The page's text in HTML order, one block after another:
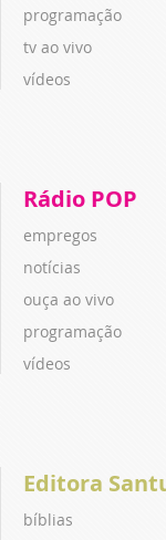
programação
tv ao vivo
vídeos
Rádio POP
empregos
notícias
ouça ao vivo
programação
vídeos
Editora
bíblias